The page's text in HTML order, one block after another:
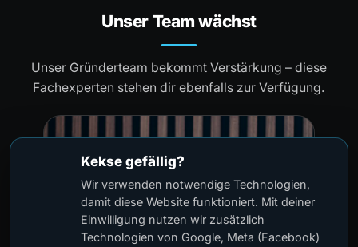
Unser Team wächst
Unser Gründerteam bekommt Verstärkung – diese
Fachexperten stehen dir ebenfalls zur Verfügung.
Kekse gefällig?
Wir verwenden notwendige Technologien,
damit diese Website funktioniert. Mit deiner
Einwilligung nutzen wir zusätzlich
Technologien von Google, Meta (Facebook)